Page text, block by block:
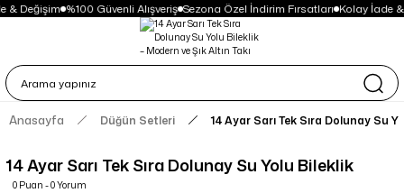
& Değişim %100 Güvenli Alışveriş Sezona Özel İndirim Fırsatları Kolay İade &
Anasayfa Düğün Setleri 14 Ayar Sarı Tek Sıra Dolunay Su
14 Ayar Sarı Tek Sıra Dolunay Su Yolu Bileklik
0 Puan - 0 Yorum